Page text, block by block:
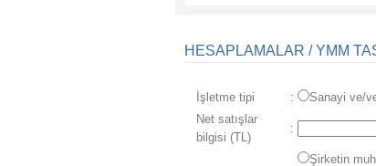
HESAPLAMALAR / YMM
İşletme tipi : Sanayi ve/
Net satışlar
bilgisi (TL)
:
Şirketin